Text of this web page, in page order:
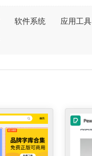
软件系统 应用工具